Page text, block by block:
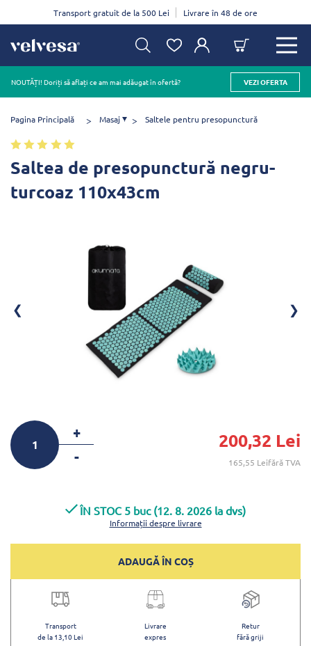
Transport gratuit de la 500 Lei Livrare în 48 de ore
NOUTĂȚI! Doriți să aflați ce am mai adăugat în ofertă? VEZI OFERTA
Pagina Principală Masaj Saltele pentru presopunctură
Saltea de presopunctură negru-
turcoaz 110x43cm
+
-
200,32 Lei
165,55 Leifără TVA
ÎN STOC 5 buc (12. 8. 2026 la dvs)
Informații despre livrare
ADAUGĂ ÎN COȘ
Transport
de la 13,10 Lei
Livrare
expres
Retur
fără griji